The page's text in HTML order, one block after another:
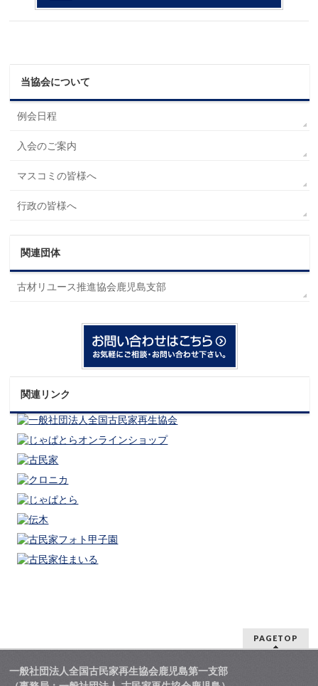
当協会について
例会日程
入会のご案内
マスコミの皆様へ
行政の皆様へ
関連団体
古材リユース推進協会鹿児島支部
関連リンク
PAGETOP
一般社団法人全国古民家再生協会鹿児島第一支部